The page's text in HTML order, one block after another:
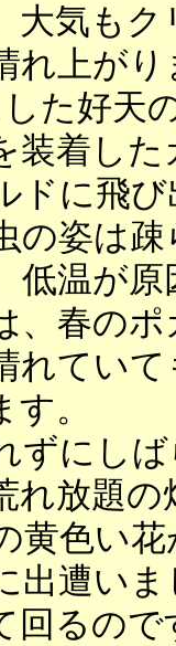
大気もク
れ上がり
た好天
装着した
ドに飛び
の姿は疎
低温が原
、春のポ
れていて
。
ずにしば
れ放題の
黄色い花
出遭いま
回るので